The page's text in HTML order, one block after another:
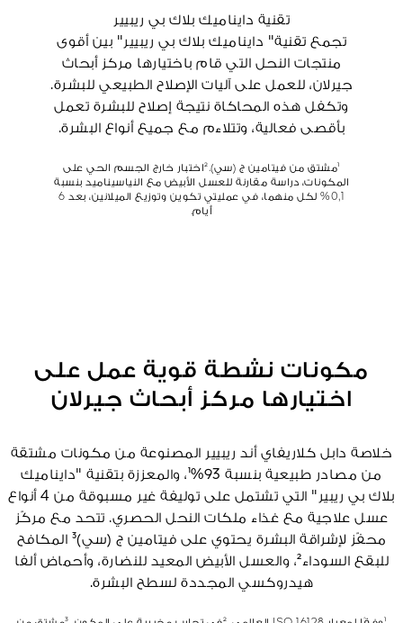
تقنية دايناميك بلاك بي ريبيير
تجمع تقنية" دايناميك بلاك بي ريبيير" بين أقوى
منتجات النحل التي قام باختيارها مركز أبحاث
جيرلان، للعمل على آليات الإصلاح الطبيعي للبشرة.
وتكفل هذه المحاكاة نتيجة إصلاح للبشرة تعمل
بأقصى فعالية، وتتلاءم مع جميع أنواع البشرة.
¹مشتق من فيتامين ج (سي).²اختبار خارج الجسم الحي على
المكونات، دراسة مقارنة للعسل الأبيض مع النياسيناميد بنسبة
0,1% لكل منهما، في عمليتي تكوين وتوزيع الميلانين، بعد 6
أيام.
مكونات نشطة قوية عمل على
اختيارها مركز أبحاث جيرلان
خلاصة دابل كلاريفاي أند ريبيير المصنوعة من مكونات مشتقة
من مصادر طبيعية بنسبة 93%¹، والمعززة بتقنية "دايناميك
بلاك بي ريبير" التي تشتمل على توليفة غير مسبوقة من 4 أنواع
عسل علاجية مع غذاء ملكات النحل الحصري. تتحد مع مركّز
محفّز لإشراقة البشرة يحتوي على فيتامين ج (سي)³ المكافح
للبقع السوداء²، والعسل الأبيض المعيد للنضارة، وأحماض ألفا
هيدروكسي المجددة لسطح البشرة.